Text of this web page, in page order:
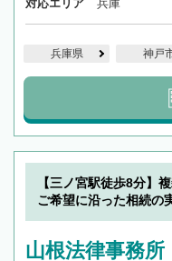
対応エリア 兵庫
兵庫県 神戸
【三ノ宮駅徒歩8分】
ご希望に沿った相続の
山根法律事務所